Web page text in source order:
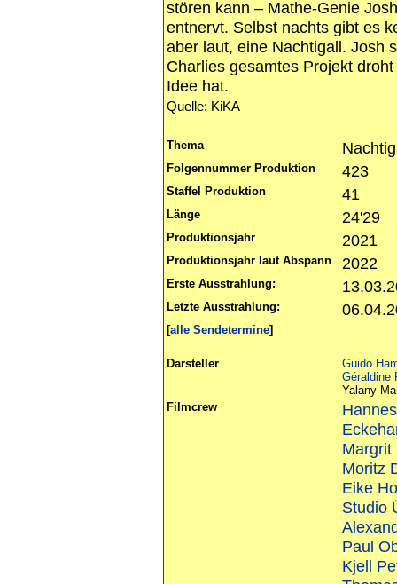
stören kann – Mathe-Genie
entnervt. Selbst nachts gibt es
aber laut, eine Nachtigall. Josh
Charlies gesamtes Projekt
Idee hat.
Quelle: KiKA
Thema
Folgennummer Produktion 423
Staffel Produktion 41
Länge 24'29
Produktionsjahr 2021
Produktionsjahr laut Abspann 2022
Erste Ausstrahlung:
Letzte Ausstrahlung:
[alle Sendetermine]
Darsteller
Guido
Géraldine
Yalany
Filmcrew
Margrit
Moritz
Eike
Studio
Paul
Kjell